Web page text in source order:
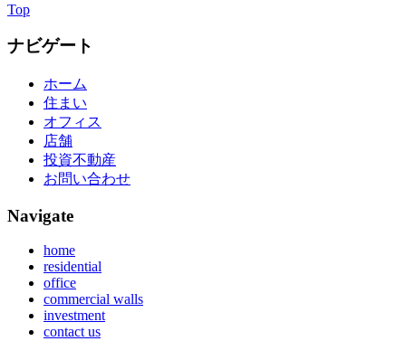
Top
ナビゲート
ホーム
住まい
オフィス
店舗
投資不動産
お問い合わせ
Navigate
home
residential
office
commercial walls
investment
contact us